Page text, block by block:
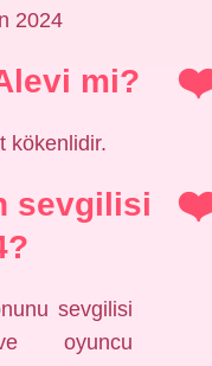
2024
mi?
kökenlidir.
sevgilisi
sevgilisi
oyuncu